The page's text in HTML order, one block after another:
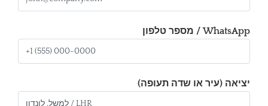
מספר טלפון / WhatsApp
יציאה (עיר או שדה תעופה)